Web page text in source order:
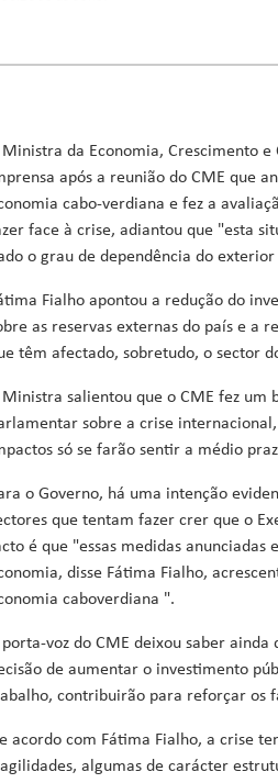
Ministra da Agricultura,
Ministro do Ambiente, Ação Climática e
Ministro da Coordenação de Projetos
Ministra da Economia, Crescimento
após a reunião do CME que
cabo-verdiana e fez a
face à crise, adiantou que "esta
o grau de dependência do
Fialho apontou a redução do
as reservas externas do país e a
têm afectado, sobretudo, o sector
Ministra salientou que o CME fez um
sobre a crise
só se farão sentir a médio
o Governo, há uma intenção
que tentam fazer crer que o
é que "essas medidas
disse Fátima Fialho,
caboverdiana ".
porta-voz do CME deixou saber
de aumentar o investimento
contribuirão para reforçar os
acordo com Fátima Fialho, a crise
algumas de carácter